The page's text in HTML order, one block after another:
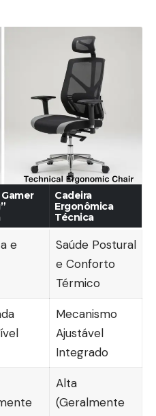
Cadeira
Ergonômica
Técnica
e
Saúde Postural
e Conforto
Térmico
Mecanismo
Ajustável
Integrado
Alta
(Geralmente